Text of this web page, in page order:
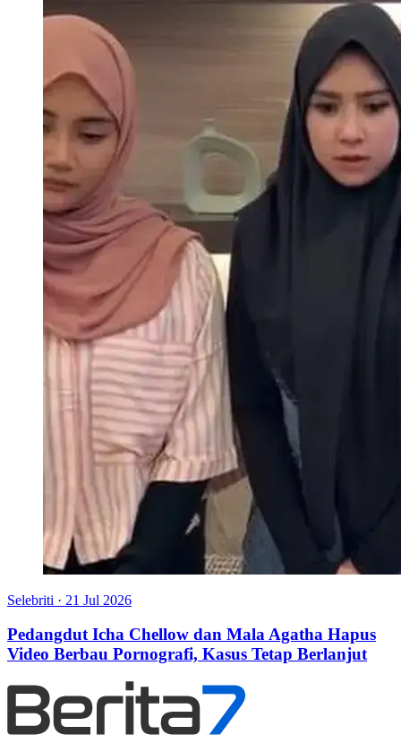
Selebriti · 21 Jul 2026
Pedangdut Icha Chellow dan Mala Agatha Hapus
Video Berbau Pornografi, Kasus Tetap Berlanjut